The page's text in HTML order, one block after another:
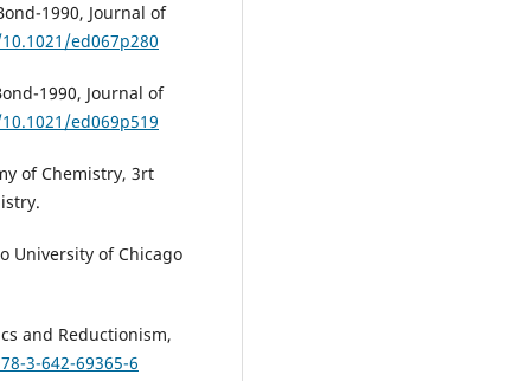
1990, Journal of
ed067p280
1990, Journal of
ed069p519
of Chemistry, 3rt
University of Chicago
and Reductionism,
3-642-69365-6